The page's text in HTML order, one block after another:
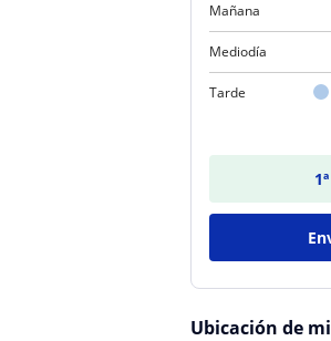
Mañana
Mediodía
Tarde
Ubicación de